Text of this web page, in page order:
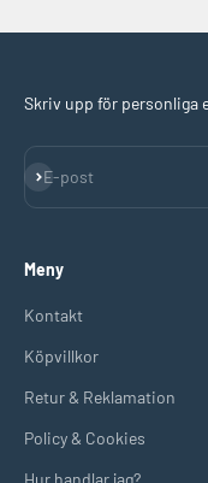
Skriv upp för personliga
E-post
Prenumerera
Meny
Kontakt
Köpvillkor
Retur & Reklamation
Policy & Cookies